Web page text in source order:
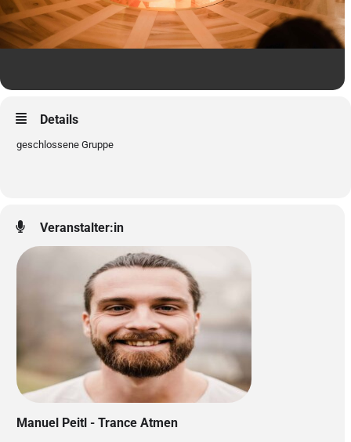
Details
geschlossene Gruppe
Veranstalter:in
Manuel Peitl - Trance Atmen